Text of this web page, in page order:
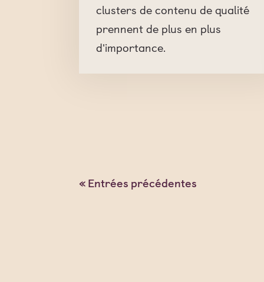
clusters de contenu de qualité
prennent de plus en plus
d'importance.
« Entrées précédentes